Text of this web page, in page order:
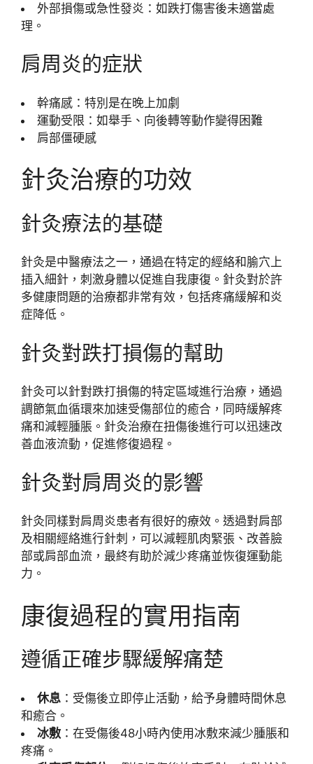
外部損傷或急性發炎：如跌打傷害後未適當處
理。
肩周炎的症狀
幹痛感：特別是在晚上加劇
運動受限：如舉手、向後轉等動作變得困難
肩部僵硬感
針灸治療的功效
針灸療法的基礎
針灸是中醫療法之一，通過在特定的經絡和腧穴上
插入細針，刺激身體以促進自我康復。針灸對於許
多健康問題的治療都非常有效，包括疼痛緩解和炎
症降低。
針灸對跌打損傷的幫助
針灸可以針對跌打損傷的特定區域進行治療，通過
調節氣血循環來加速受傷部位的癒合，同時緩解疼
痛和減輕腫脹。針灸治療在扭傷後進行可以迅速改
善血液流動，促進修復過程。
針灸對肩周炎的影響
針灸同樣對肩周炎患者有很好的療效。透過對肩部
及相關經絡進行針刺，可以減輕肌肉緊張、改善臉
部或肩部血流，最終有助於減少疼痛並恢復運動能
力。
康復過程的實用指南
遵循正確步驟緩解痛楚
休息 ：受傷後立即停止活動，給予身體時間休息
和癒合。
冰敷 ：在受傷後48小時內使用冰敷來減少腫脹和
疼痛。